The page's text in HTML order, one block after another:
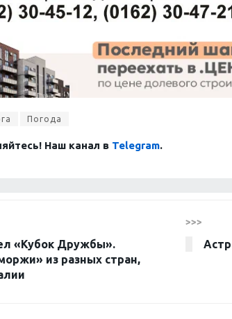
Погода
Наш канал в Telegram.
«Кубок Дружбы».
из разных стран,
>>>